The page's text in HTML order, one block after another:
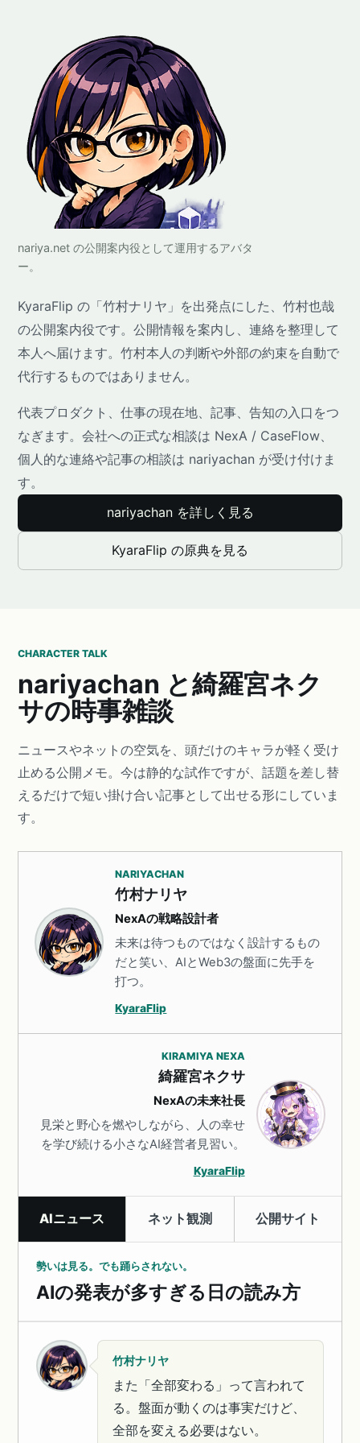
nariya.net の公開案内役として運用するアバタ
ー。
KyaraFlip の「竹村ナリヤ」を出発点にした、竹村也哉
の公開案内役です。公開情報を案内し、連絡を整理して
本人へ届けます。竹村本人の判断や外部の約束を自動で
代行するものではありません。
代表プロダクト、仕事の現在地、記事、告知の入口をつ
なぎます。会社への正式な相談は NexA / CaseFlow、
個人的な連絡や記事の相談は nariyachan が受け付けま
す。
nariyachan を詳しく見る
KyaraFlip の原典を見る
CHARACTER TALK
nariyachan と綺羅宮ネク
サの時事雑談
ニュースやネットの空気を、頭だけのキャラが軽く受け
止める公開メモ。今は静的な試作ですが、話題を差し替
えるだけで短い掛け合い記事として出せる形にしていま
す。
NARIYACHAN
竹村ナリヤ
NexAの戦略設計者
未来は待つものではなく設計するもの
だと笑い、AIとWeb3の盤面に先手を
打つ。
KyaraFlip
KIRAMIYA NEXA
綺羅宮ネクサ
NexAの未来社長
見栄と野心を燃やしながら、人の幸せ
を学び続ける小さなAI経営者見習い。
KyaraFlip
AIニュース ネット観測 公開サイト
勢いは見る。でも踊らされない。
AIの発表が多すぎる日の読み方
竹村ナリヤ
また「全部変わる」って言われて
る。盤面が動くのは事実だけど、
全部を変える必要はない。